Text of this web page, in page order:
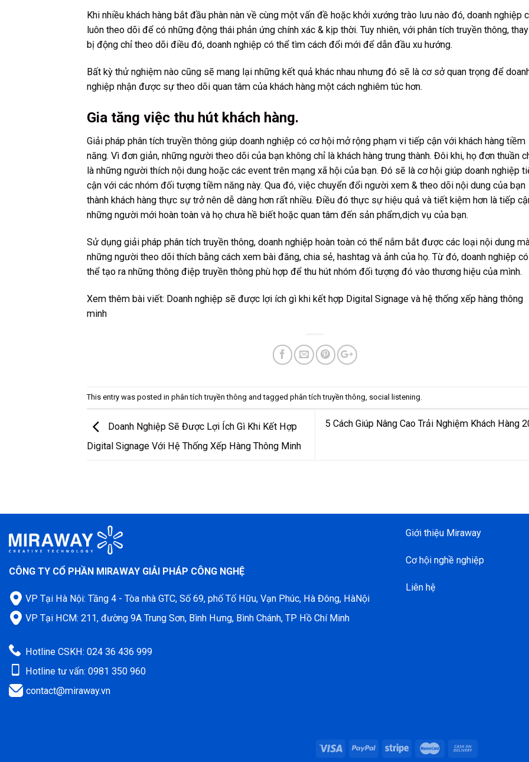
Khi nhiều khách hàng bắt đầu phàn nàn về cùng một vấn đề hoặc khởi xướng trào lưu nào đó, doanh nghiệp
luôn theo dõi để có những động thái phản ứng chính xác & kịp thời. Tuy nhiên, với phân tích truyền thông,
bị động chỉ theo dõi điều đó, doanh nghiệp có thể tìm cách đổi mới để dẫn đầu xu hướng.
Bất kỳ thử nghiệm nào cũng sẽ mang lại những kết quả khác nhau nhưng đó sẽ là cơ sở quan trọng để
nghiệp nhận được sự theo dõi quan tâm của khách hàng một cách nghiêm túc hơn.
Gia tăng việc thu hút khách hàng.
Giải pháp phân tích truyền thông giúp doanh nghiệp có cơ hội mở rộng phạm vi tiếp cận với khách hàng tiềm
năng. Vì đơn giản, những người theo dõi của bạn không chỉ là khách hàng trung thành. Đôi khi, họ đơn thuần
là những người thích nội dung hoặc các event trên mạng xã hội của bạn. Đó sẽ là cơ hội giúp doanh nghiệp
cận với các nhóm đối tượng tiềm năng này. Qua đó, việc chuyển đổi người xem & theo dõi nội dung của bạn
thành khách hàng thực sự trở nên dễ dàng hơn rất nhiều. Điều đó thực sự hiệu quả và tiết kiệm hơn là tiếp
những người mới hoàn toàn và họ chưa hề biết hoặc quan tâm đến sản phẩm,dịch vụ của bạn.
Sử dụng giải pháp phân tích truyền thông, doanh nghiệp hoàn toàn có thể nắm bắt được các loại nội dung
những người theo dõi thích bằng cách xem bài đăng, chia sẻ, hashtag và ảnh của họ. Từ đó, doanh nghiệp có
thể tạo ra những thông điệp truyền thông phù hợp để thu hút nhóm đối tượng đó vào thương hiệu của mình.
Xem thêm bài viết: Doanh nghiệp sẽ được lợi ích gì khi kết hợp Digital Signage và hệ thống xếp hàng thông
minh
This entry was posted in phân tích truyền thông and tagged phân tích truyền thông social listening
Doanh Nghiệp Sẽ Được Lợi Ích Gì Khi Kết Hợp
Digital Signage Với Hệ Thống Xếp Hàng Thông Minh
5 Cách Giúp Nâng Cao Trải Nghiệm Khách Hàng
CÔNG TY CỔ PHẦN MIRAWAY GIẢI PHÁP CÔNG NGHỆ
VP Tại Hà Nội: Tầng 4 - Tòa nhà GTC, Số 69, phố Tố Hữu, Vạn Phúc, Hà Đông, HàNội
VP Tại HCM: 211, đường 9A Trung Sơn, Bình Hưng, Bình Chánh, TP Hồ Chí Minh
Hotline CSKH: 024 36 436 999
Hotline tư vấn: 0981 350 960
contact@miraway.vn
Giới thiệu Miraway
Cơ hội nghề nghiệp
Liên hệ